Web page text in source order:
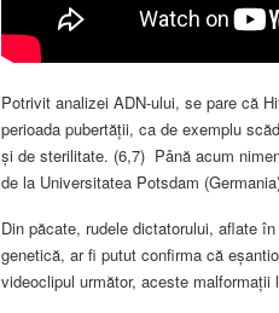
Potrivit analizei ADN-ului, se pare că
perioada pubertății, ca de exemplu
și de sterilitate. (6,7) Până acum
de la Universitatea Potsdam
Din păcate, rudele dictatorului, aflate
genetică, ar fi putut confirma că
videoclipul următor, aceste